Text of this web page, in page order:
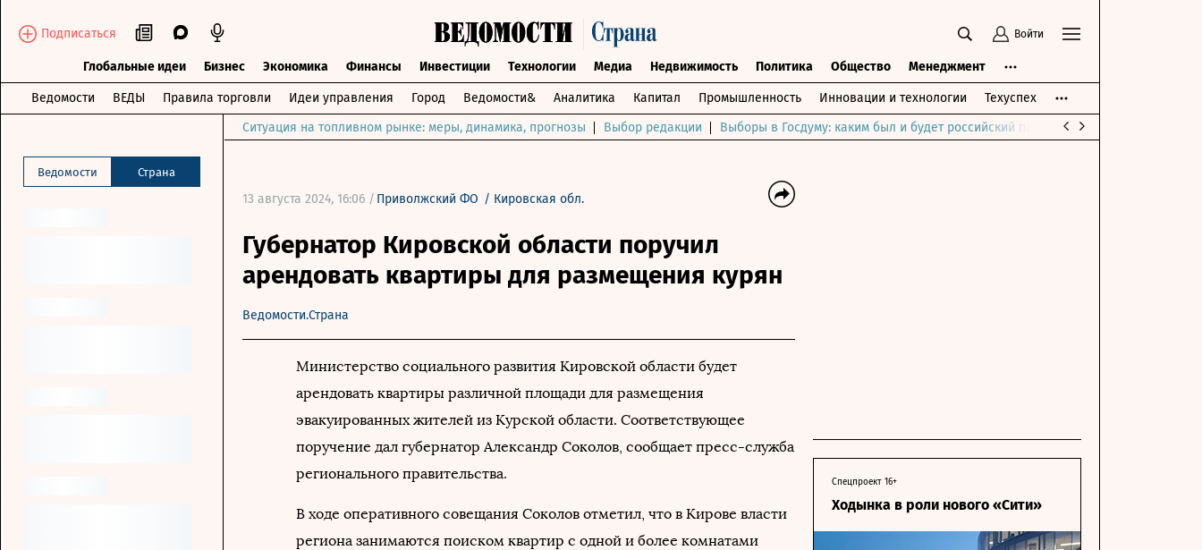
Подписаться Войти
Глобальные идеи Бизнес Экономика Финансы Инвестиции Технологии Медиа Недвижимость Политика Общество Менеджмент
Ведомости ВЕДЫ Правила торговли Идеи управления Город Ведомости& Аналитика Капитал Промышленность Инновации и технологии Техуспех
Ведомости Страна
Ситуация на топливном рынке: меры, динамика, прогнозы Выбор редакции Выборы в Госдуму: каким был и будет российский парламент
13 августа 2024, 16:06 / Приволжский ФО / Кировская обл.
Губернатор Кировской области поручил
арендовать квартиры для размещения курян
Ведомости.Страна
Министерство социального развития Кировской области будет
арендовать квартиры различной площади для размещения
эвакуированных жителей из Курской области. Соответствующее
поручение дал губернатор Александр Соколов, сообщает пресс-служба
регионального правительства.
В ходе оперативного совещания Соколов отметил, что в Кирове власти
региона занимаются поиском квартир с одной и более комнатами
Спецпроект 16+
Ходынка в роли нового «Сити»